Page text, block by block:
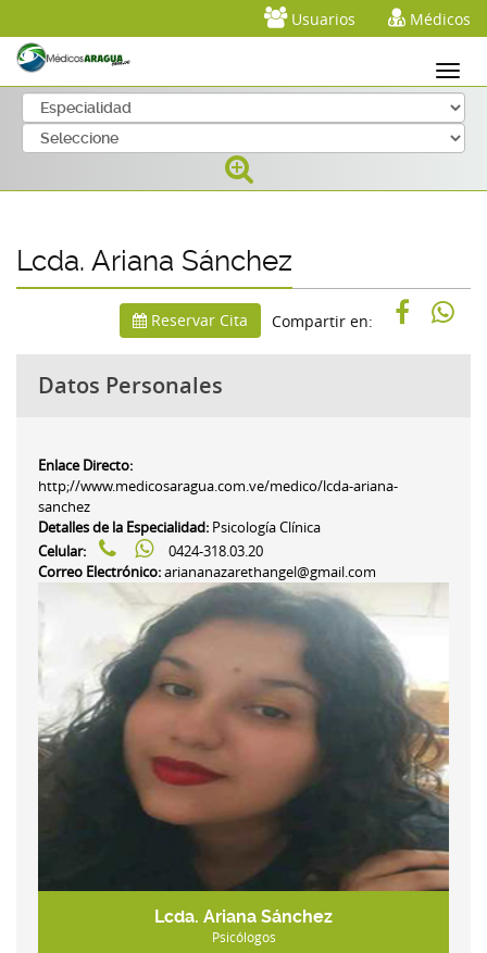
Médicos
Usuarios
Lcda. Ariana Sánchez
Compartir en:
Reservar Cita
Datos Personales
Enlace Directo:
http;//www.medicosaragua.com.ve/medico/lcda-ariana-
sanchez
Detalles de la Especialidad: Psicología Clínica
Celular:
0424-318.03.20
Correo Electrónico:ariananazarethangel@gmail.com
Lcda. Ariana Sánchez
Psicólogos